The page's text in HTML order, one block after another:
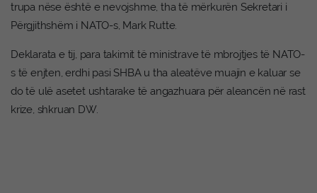
trupa nëse është e nevojshme, tha të mërkurën Sekretari i
Përgjithshëm i NATO-s, Mark Rutte.
Deklarata e tij, para takimit të ministrave të mbrojtjes të NATO-
s të enjten, erdhi pasi SHBA u tha aleatëve muajin e kaluar se
do të ulë asetet ushtarake të angazhuara për aleancën në rast
krize, shkruan DW.